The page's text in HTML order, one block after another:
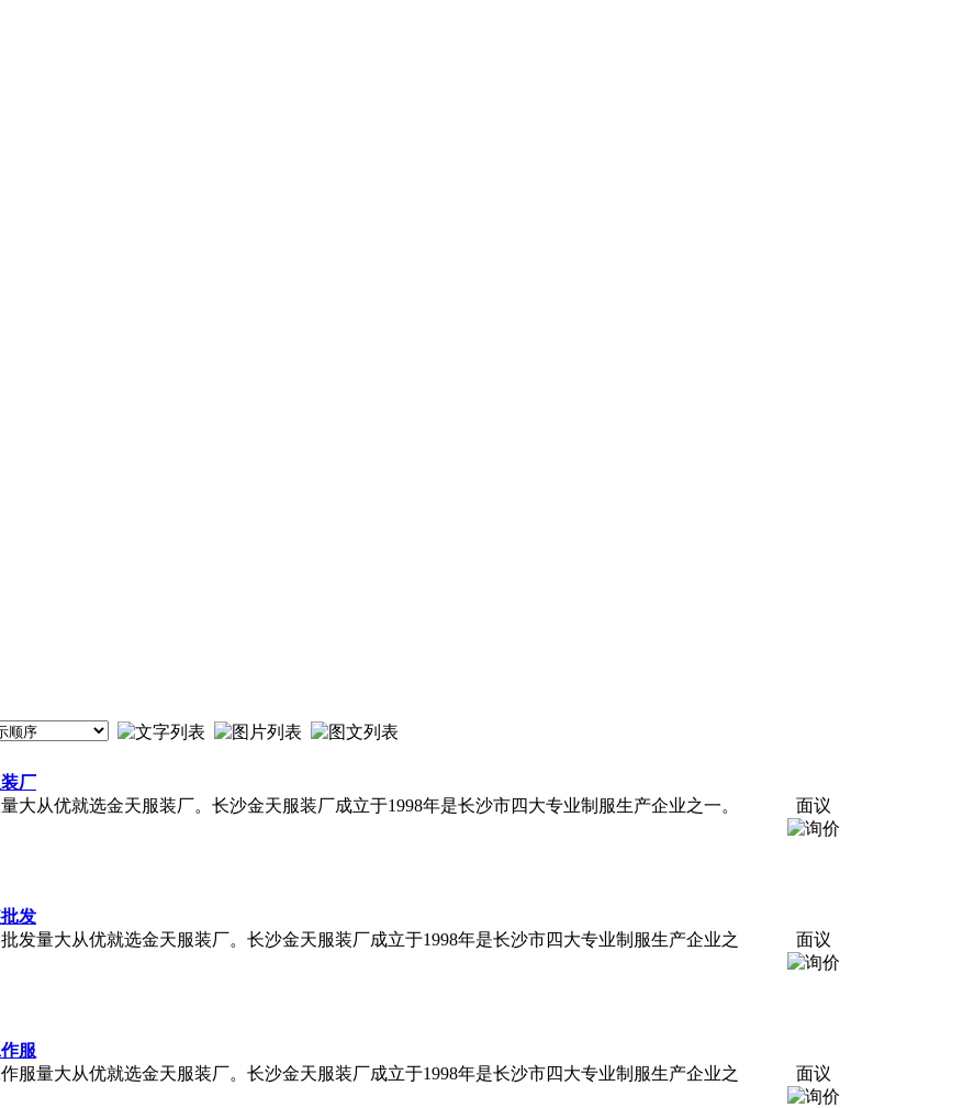
厂
大从优就选金天服装厂。长沙金天服装厂成立于1998年是长沙市四大专业制服生产企业之一。
面议
发
发量大从优就选金天服装厂。长沙金天服装厂成立于1998年是长沙市四大专业制服生产企业之
面议
服
服量大从优就选金天服装厂。长沙金天服装厂成立于1998年是长沙市四大专业制服生产企业之
面议